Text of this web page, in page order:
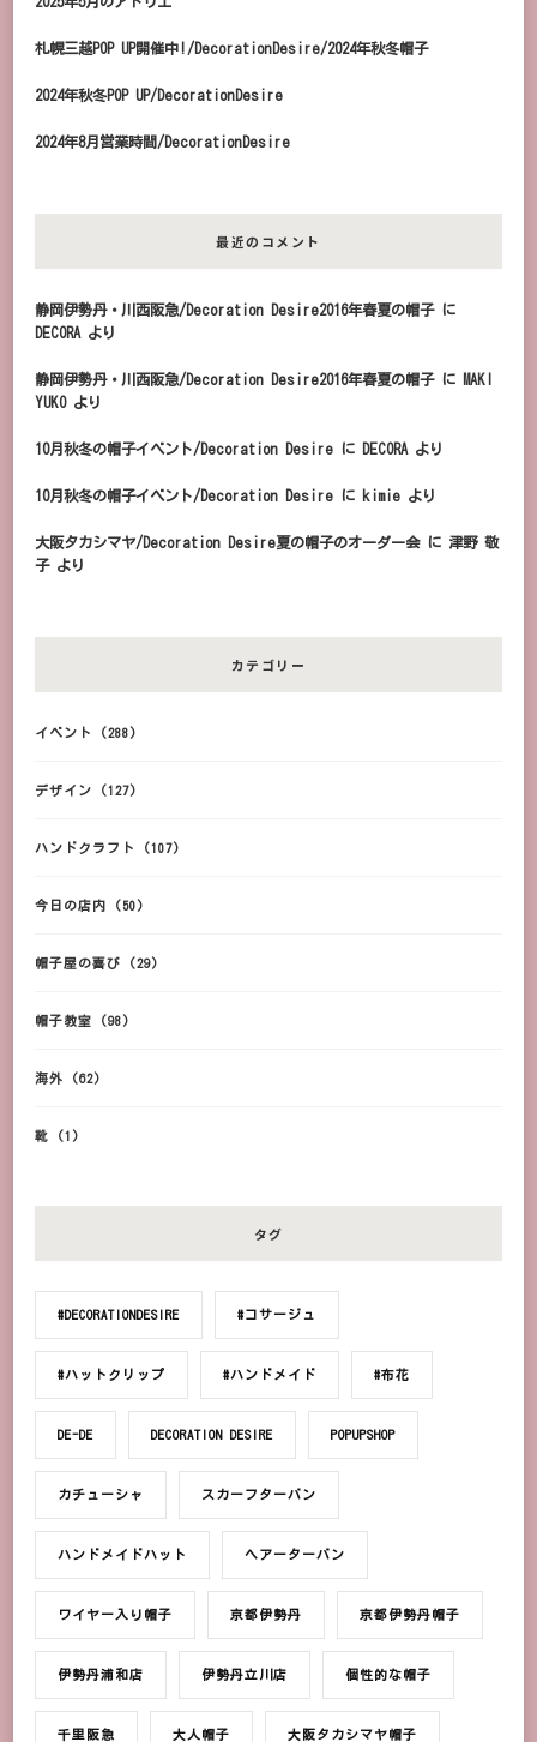
札幌三越POP UP開催中!/DecorationDesire/2024年秋冬帽子
2024年秋冬POP UP/DecorationDesire
2024年8月営業時間/DecorationDesire
最近のコメント
静岡伊勢丹・川西阪急/Decoration Desire2016年春夏の帽子に
DECORA より
静岡伊勢丹・川西阪急/Decoration Desire2016年春夏の帽子に
MAKI
YUKOより
10月秋冬の帽子イベント/Decoration Desire に DECORA より
10月秋冬の帽子イベント/Decoration Desire に kimie より
大阪タカシマヤ/Decoration Desire夏の帽子のオーダー会に 津野 敬
子より
カテゴリー
イベント (288)
デザイン (127)
ハンドクラフト (107)
今日の店内 (50)
帽子屋の喜び (29)
帽子教室 (98)
海外 (62)
靴 (1)
タグ
#DECORATIONDESIRE #コサージュ
#ハットクリップ #ハンドメイド #布花
DE-DE DECORATION DESIRE POPUPSHOP
カチューシャ スカーフターバン
ハンドメイドハット ヘアーターバン
ワイヤー入り帽子 京都伊勢丹 京都伊勢丹帽子
伊勢丹浦和店 伊勢丹立川店 個性的な帽子
千里阪急 大人帽子 大阪タカシマヤ帽子